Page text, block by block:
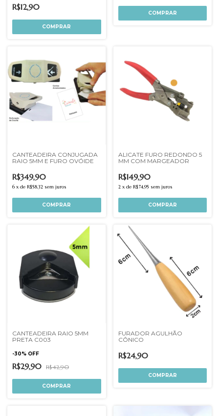
R$12,90
CANTEADEIRA CONJUGADA
RAIO 5MM E FURO OVÓIDE
R$349,90
6 x de R$58,32 sem juros
ALICATE FURO REDONDO 5
MM COM MARGEADOR
R$149,90
2 x de R$74,95 sem juros
CANTEADEIRA RAIO 5MM
PRETA C003
-30% OFF
R$29,90 R$42,90
FURADOR AGULHÃO
CÔNICO
R$24,90